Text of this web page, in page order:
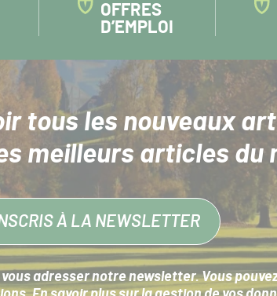
OFFRES
D’EMPLOI
tous les nouveaux
meilleurs articles du
À LA NEWSLETTER
adresser notre newsletter. Vous